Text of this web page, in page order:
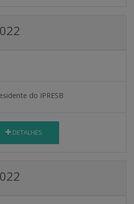
do IPRESB
DETALHES